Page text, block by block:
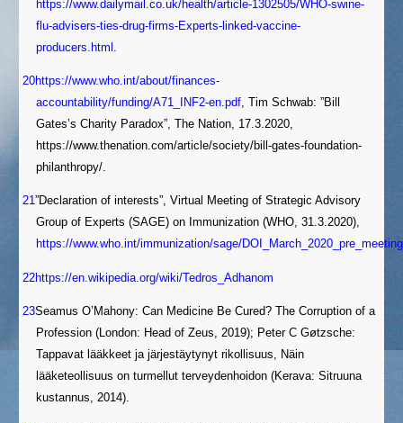
https://www.dailymail.co.uk/health/article-1302505/WHO-swine-
flu-advisers-ties-drug-firms-Experts-linked-vaccine-
producers.html
20https://www.who.int/about/finances-
accountability/funding/A71_INF2-en.pdf, Tim Schwab: ”Bill
Gates’s Charity Paradox”, The Nation, 17.3.2020,
https://www.thenation.com/article/society/bill-gates-foundation-
philanthropy/.
21”Declaration of interests”, Virtual Meeting of Strategic Advisory
Group of Experts (SAGE) on Immunization (WHO, 31.3.2020),
https://www.who.int/immunization/sage/
22https://en.wikipedia.org/wiki/Tedros_Adhanom
23Seamus O’Mahony: Can Medicine Be Cured? The Corruption of a
Profession (London: Head of Zeus, 2019); Peter C Gøtzsche:
Tappavat lääkkeet ja järjestäytynyt rikollisuus, Näin
lääketeollisuus on turmellut terveydenhoidon (Kerava: Sitruuna
kustannus, 2014).